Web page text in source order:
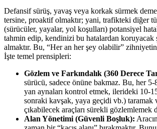
Defansif sürüş, yavaş veya korkak sürmek
tersine, proaktif olmaktır; yani, trafikteki diğer
(sürücüler, yayalar, yol koşulları) potansiyel
tahmin edip, kendinizi bu hatalardan koruyacak
almaktır. Bu, “Her an her şey olabilir”
İşte temel prensipleri:
Gözlem ve Farkındalık (360 Derece
sürücü, sadece önüne bakmaz. Bu, her
yan aynaları kontrol etmek, ilerideki 10-
sonraki kavşak, yaya geçidi vb.) taramak
çıkabilecek araçları sürekli gözlemlemek
Alan Yönetimi (Güvenli Boşluk):